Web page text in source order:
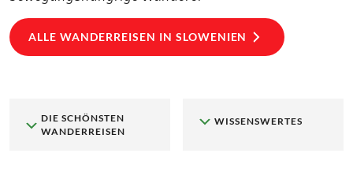
ALLE WANDERREISEN IN SLOWENIEN
DIE SCHÖNSTEN
WANDERREISEN
WISSENSWERTES